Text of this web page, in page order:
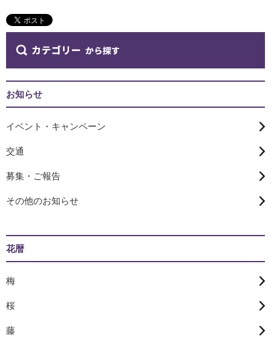
お知らせ
イベント・キャンペーン
交通
募集・ご報告
その他のお知らせ
花暦
梅
桜
藤